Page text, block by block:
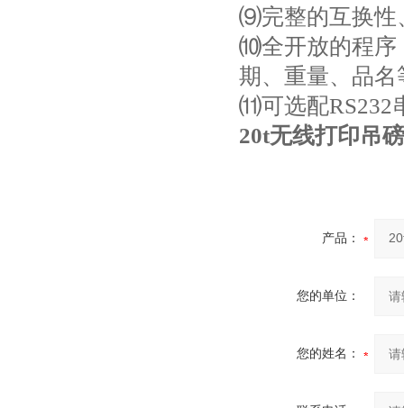
⑼完整的互换性
⑽全开放的程序
期、重量、品名
⑾可选配RS232
20t无线打印吊
产品：
您的单位：
您的姓名：